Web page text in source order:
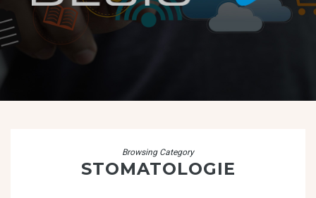
Browsing Category
STOMATOLOGIE